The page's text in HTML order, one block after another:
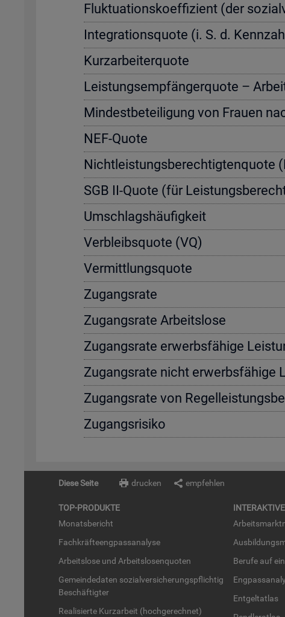
Fluk­tua­ti­ons­ko­ef­fi­zi­ent (der
In­te­gra­ti­ons­quo­te (i. S. d.
Kurz­ar­bei­ter­quo­te
Leis­tungs­emp­fän­ger­quo­te –
Min­dest­be­tei­li­gung von Frau­en
NEF-Quote
Nicht­leis­tungs­be­rech­tig­ten­quo­te
SGB II-Quote (für
Um­schlags­häu­fig­keit
Ver­bleibs­quo­te (VQ)
Ver­mitt­lungs­quo­te
Zu­gangs­ra­te
Zu­gangs­ra­te Ar­beits­lo­se
Zu­gangs­ra­te er­werbs­fä­hi­ge
Zu­gangs­ra­te nicht er­werbs­fä­hi­ge
Zu­gangs­ra­te von
Zu­gangs­ri­si­ko
Diese Seite drucken empfehlen
TOP-PRO­DUK­TE
Mo­nats­be­richt
Fach­kräf­te­eng­pass­ana­ly­se
Ar­beits­lo­se und Ar­beits­lo­sen­quo­ten
Ge­mein­de­da­ten so­zi­al­ver­si­che­rungs­pflich­tig
Be­schäf­tig­ter
Rea­li­sier­te Kurz­ar­beit (hoch­ge­rech­net)
Be­ru­fe auf
Ent­gel­t­at­las